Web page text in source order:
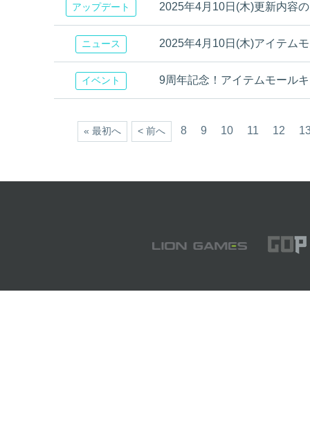
アップデート 2025年4月10日(木)更新内容
ニュース 2025年4月10日(木)アイテム
イベント 9周年記念！アイテムモール
« 最初へ < 前へ 8 9 10 11 12